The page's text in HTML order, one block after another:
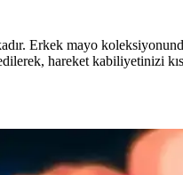
Erkek mayo
hareket kabiliyetinizi